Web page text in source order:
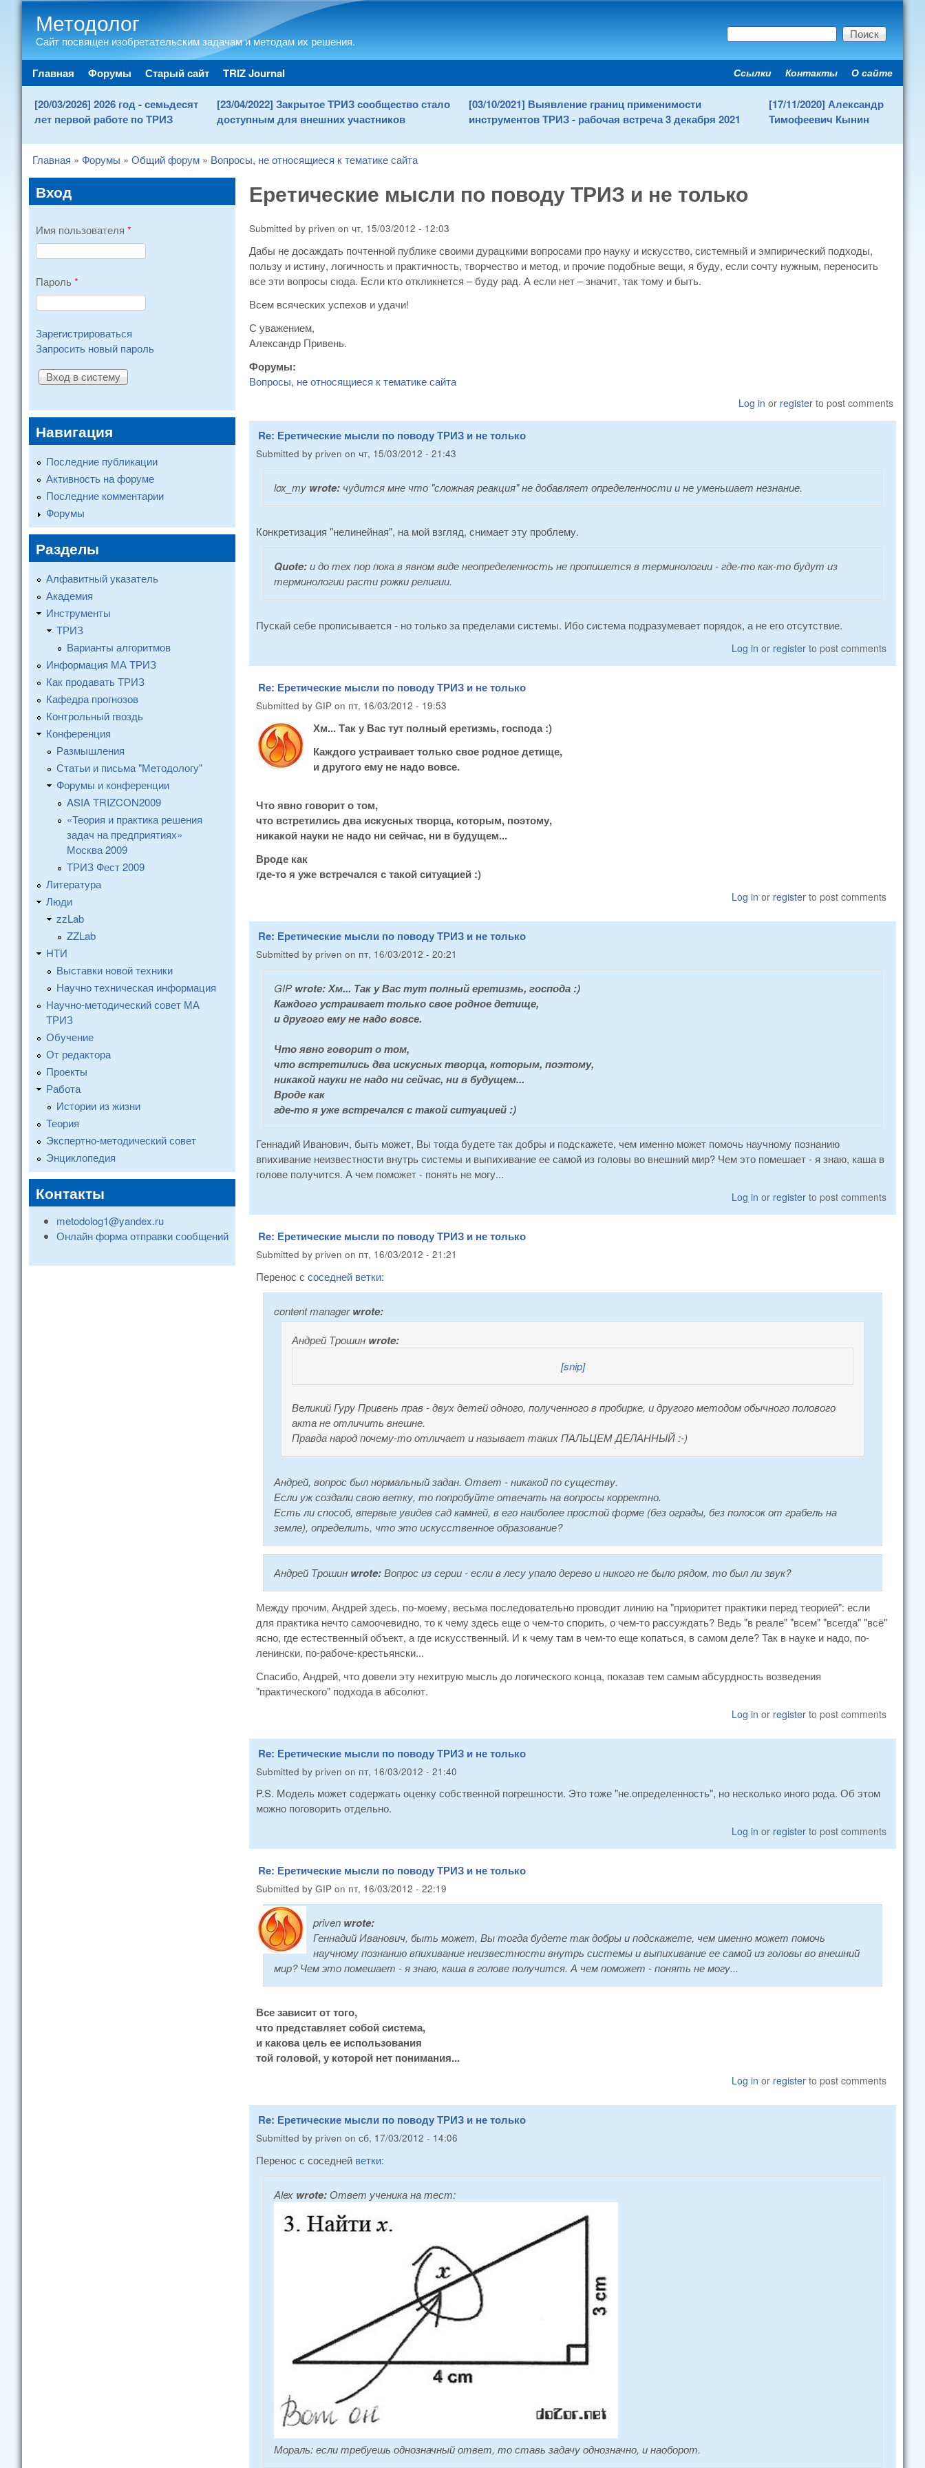
Методолог
Сайт посвящен изобретательским задачам и методам их решения. Форма поиска
Поиск
Main menu
Главная Форумы Старый сайт TRIZ Journal Secondary menu
Ссылки Контакты О сайте
[20/03/2026] 2026 год - семьдесят
лет первой работе по ТРИЗ
[23/04/2022] Закрытое ТРИЗ сообщество стало
доступным для внешних участников
[03/10/2021] Выявление границ применимости
инструментов ТРИЗ - рабочая встреча 3 декабря 2021
[17/11/2020] Александр
Тимофеевич Кынин
You are here
Главная » Форумы » Общий форум » Вопросы, не относящиеся к тематике сайта
Еретические мысли по поводу ТРИЗ и не только
Submitted by priven on чт, 15/03/2012 - 12:03
Дабы не досаждать почтенной публике своими дурацкими вопросами про науку и искусство, системный и эмпирический подходы,
пользу и истину, логичность и практичность, творчество и метод, и прочие подобные вещи, я буду, если сочту нужным, переносить
все эти вопросы сюда. Если кто откликнется – буду рад. А если нет – значит, так тому и быть.
Всем всяческих успехов и удачи!
С уважением,
Александр Привень.
Форумы:
Вопросы, не относящиеся к тематике сайта
Log in or register to post comments
Re: Еретические мысли по поводу ТРИЗ и не только
Submitted by priven on чт, 15/03/2012 - 21:43
lox_my wrote: чудится мне что "сложная реакция" не добавляет определенности и не уменьшает незнание.
Конкретизация "нелинейная", на мой взгляд, снимает эту проблему.
Quote:и до тех пор пока в явном виде неопределенность не пропишется в терминологии - где-то как-то будут из
терминологии расти рожки религии.
Пускай себе прописывается - но только за пределами системы. Ибо система подразумевает порядок, а не его отсутствие.
Log in or register to post comments
Re: Еретические мысли по поводу ТРИЗ и не только
Submitted by GIP on пт, 16/03/2012 - 19:53
Хм... Так у Вас тут полный еретизмь, господа :)
Каждого устраивает только свое родное детище,
и другого ему не надо вовсе.
Что явно говорит о том,
что встретились два искусных творца, которым, поэтому,
никакой науки не надо ни сейчас, ни в будущем...
Вроде как
где-то я уже встречался с такой ситуацией :)
Log in or register to post comments
Re: Еретические мысли по поводу ТРИЗ и не только
Submitted by priven on пт, 16/03/2012 - 20:21
GIPwrote:Хм... Так у Вас тут полный еретизмь, господа :)
Каждого устраивает только свое родное детище,
и другого ему не надо вовсе.
Что явно говорит о том,
что встретились два искусных творца, которым, поэтому,
никакой науки не надо ни сейчас, ни в будущем...
Вроде как
где-то я уже встречался с такой ситуацией :)
Геннадий Иванович, быть может, Вы тогда будете так добры и подскажете, чем именно может помочь научному познанию
впихивание неизвестности внутрь системы и выпихивание ее самой из головы во внешний мир? Чем это помешает - я знаю, каша в
голове получится. А чем поможет - понять не могу...
Log in or register to post comments
Re: Еретические мысли по поводу ТРИЗ и не только
Submitted by priven on пт, 16/03/2012 - 21:21
Перенос с соседней ветки:
content managerwrote:
Андрей Трошин wrote:
[snip]
Великий Гуру Привень прав - двух детей одного, полученного в пробирке, и другого методом обычного полового
акта не отличить внешне.
Правда народ почему-то отличает и называет таких ПАЛЬЦЕМ ДЕЛАННЫЙ :-)
Андрей, вопрос был нормальный задан. Ответ - никакой по существу.
Если уж создали свою ветку, то попробуйте отвечать на вопросы корректно.
Есть ли способ, впервые увидев сад камней, в его наиболее простой форме (без ограды, без полосок от грабель на
земле), определить, что это искусственное образование?
Андрей Трошин wrote:Вопрос из серии - если в лесу упало дерево и никого не было рядом, то был ли звук?
Между прочим, Андрей здесь, по-моему, весьма последовательно проводит линию на "приоритет практики перед теорией": если
для практика нечто самоочевидно, то к чему здесь еще о чем-то спорить, о чем-то рассуждать? Ведь "в реале" "всем" "всегда" "всё"
ясно, где естественный объект, а где искусственный. И к чему там в чем-то еще копаться, в самом деле? Так в науке и надо, по-
ленински, по-рабоче-крестьянски...
Спасибо, Андрей, что довели эту нехитрую мысль до логического конца, показав тем самым абсурдность возведения
"практического" подхода в абсолют.
Log in or register to post comments
Re: Еретические мысли по поводу ТРИЗ и не только
Submitted by priven on пт, 16/03/2012 - 21:40
P.S. Модель может содержать оценку собственной погрешности. Это тоже "не.определенность", но несколько иного рода. Об этом
можно поговорить отдельно.
Log in or register to post comments
Re: Еретические мысли по поводу ТРИЗ и не только
Submitted by GIP on пт, 16/03/2012 - 22:19
priven wrote:
Геннадий Иванович, быть может, Вы тогда будете так добры и подскажете, чем именно может помочь
научному познанию впихивание неизвестности внутрь системы и выпихивание ее самой из головы во внешний
мир? Чем это помешает - я знаю, каша в голове получится. А чем поможет - понять не могу...
Все зависит от того,
что представляет собой система,
и какова цель ее использования
той головой, у которой нет понимания...
Log in or register to post comments
Re: Еретические мысли по поводу ТРИЗ и не только
Submitted by priven on сб, 17/03/2012 - 14:06
Перенос с соседней ветки:
Alex wrote:Ответ ученика на тест:
Мораль: если требуешь однозначный ответ, то ставь задачу однозначно, и наоборот.
Вход
Имя пользователя *
Пароль *
Зарегистрироваться
Запросить новый пароль
Навигация
Последние публикации
Активность на форуме
Последние комментарии
Форумы
Разделы
Алфавитный указатель
Академия
Инструменты
ТРИЗ
Варианты алгоритмов
Информация МА ТРИЗ
Как продавать ТРИЗ
Кафедра прогнозов
Контрольный гвоздь
Конференция
Размышления
Статьи и письма "Методологу"
Форумы и конференции
ASIA TRIZCON2009
«Теория и практика решения
задач на предприятиях»
Москва 2009
ТРИЗ Фест 2009
Литература
Люди
zzLab
ZZLab
НТИ
Выставки новой техники
Научно техническая информация
Научно-методический совет МА
ТРИЗ
Обучение
От редактора
Проекты
Работа
Истории из жизни
Теория
Экспертно-методический совет
Энциклопедия
Контакты
metodolog1@yandex.ru
Онлайн форма отправки сообщений